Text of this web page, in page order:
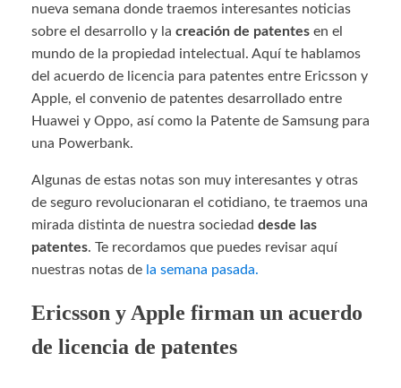
nueva semana donde traemos interesantes noticias
sobre el desarrollo y la creación de patentes en el
mundo de la propiedad intelectual. Aquí te hablamos
del acuerdo de licencia para patentes entre Ericsson y
Apple, el convenio de patentes desarrollado entre
Huawei y Oppo, así como la Patente de Samsung para
una Powerbank.
Algunas de estas notas son muy interesantes y otras
de seguro revolucionaran el cotidiano, te traemos una
mirada distinta de nuestra sociedad desde las
patentes. Te recordamos que puedes revisar aquí
nuestras notas de la semana pasada.
Ericsson y Apple firman un acuerdo
de licencia de patentes